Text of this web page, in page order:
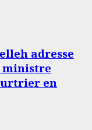
adresse
ministre
en